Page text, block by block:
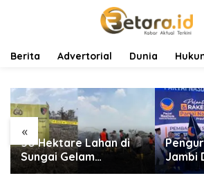
Berita Advertorial Dunia
«
50 Hektare Lahan di
Sungai Gelam
Terbakar, Ratusan
Jambi